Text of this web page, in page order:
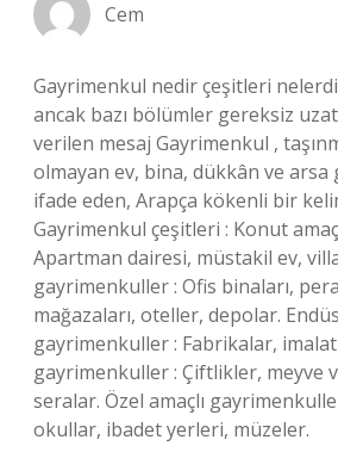
Cem
Gayrimenkul nedir çeşitleri
ancak bazı bölümler gereksiz
verilen mesaj Gayrimenkul ,
olmayan ev, bina, dükkân ve
ifade eden, Arapça kökenli bir
Gayrimenkul çeşitleri : Konut
Apartman dairesi, müstakil ev,
gayrimenkuller : Ofis binaları,
mağazaları, oteller, depolar.
gayrimenkuller : Fabrikalar,
gayrimenkuller : Çiftlikler, meyve
seralar. Özel amaçlı
okullar, ibadet yerleri, müzeler.